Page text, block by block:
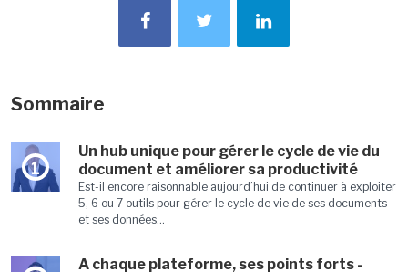
Sommaire
1
Un hub unique pour gérer le cycle de vie du
document et améliorer sa productivité
Est-il encore raisonnable aujourd’hui de continuer à exploiter
5, 6 ou 7 outils pour gérer le cycle de vie de ses documents
et ses données...
A chaque plateforme, ses points forts -